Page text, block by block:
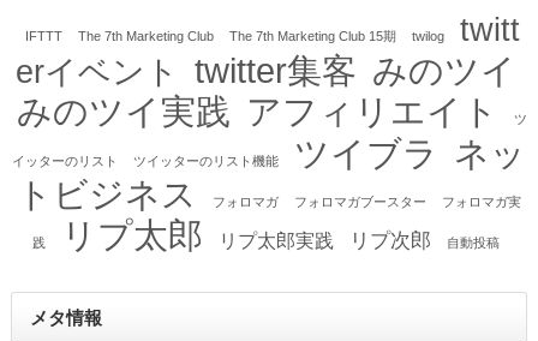
IFTTT The 7th Marketing Club The 7th Marketing Club 15期 twilog
twitt
erイベント
twitter集客 みのツイ
みのツイ実践 アフィリエイト ツ
イッターのリスト ツイッターのリスト機能 ツイブラ
ネッ
トビジネス
フォロマガ フォロマガブースター フォロマガ実
践 リプ太郎 リプ太郎実践 リプ次郎 自動投稿
メタ情報